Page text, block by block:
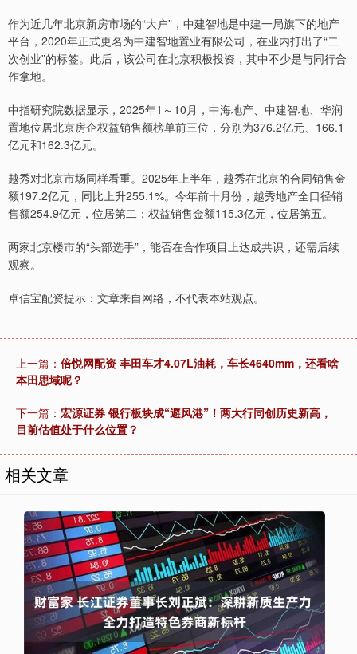
作为近几年北京新房市场的“大户”，中建智地是中建一局旗下的地产
平台，2020年正式更名为中建智地置业有限公司，在业内打出了“二
次创业”的标签。此后，该公司在北京积极投资，其中不少是与同行合
作拿地。
中指研究院数据显示，2025年1～10月，中海地产、中建智地、华润
置地位居北京房企权益销售额榜单前三位，分别为376.2亿元、166.1
亿元和162.3亿元。
越秀对北京市场同样看重。2025年上半年，越秀在北京的合同销售金
额197.2亿元，同比上升255.1%。今年前十月份，越秀地产全口径销
售额254.9亿元，位居第二；权益销售金额115.3亿元，位居第五。
两家北京楼市的“头部选手”，能否在合作项目上达成共识，还需后续
观察。
卓信宝配资提示：文章来自网络，不代表本站观点。
上一篇： 倍悦网配资 丰田车才4.07L油耗，车长4640mm，还看啥
本田思域呢？
下一篇： 宏源证券 银行板块成“避风港”！两大行同创历史新高，
目前估值处于什么位置？
相关文章